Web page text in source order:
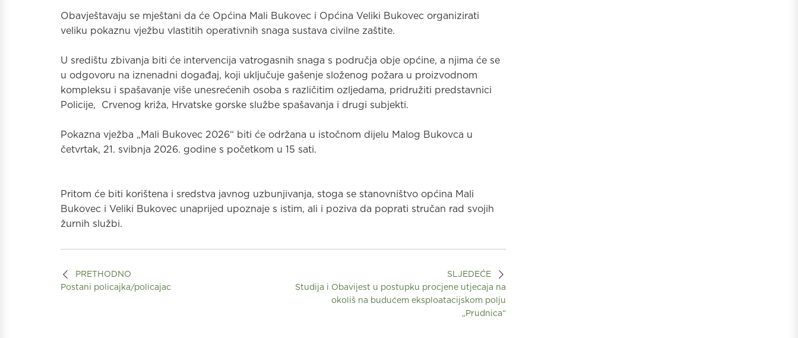
Obavještavaju se mještani da će Općina Mali Bukovec i Općina Veliki Bukovec organizirati
veliku pokaznu vježbu vlastitih operativnih snaga sustava civilne zaštite.
U središtu zbivanja biti će intervencija vatrogasnih snaga s područja obje općine, a njima će se
u odgovoru na iznenadni događaj, koji uključuje gašenje složenog požara u proizvodnom
kompleksu i spašavanje više unesrećenih osoba s različitim ozljedama, pridružiti predstavnici
Policije, Crvenog križa, Hrvatske gorske službe spašavanja i drugi subjekti.
Pokazna vježba „Mali Bukovec 2026“ biti će održana u istočnom dijelu Malog Bukovca u
četvrtak, 21. svibnja 2026. godine s početkom u 15 sati.
Pritom će biti korištena i sredstva javnog uzbunjivanja, stoga se stanovništvo općina Mali
Bukovec i Veliki Bukovec unaprijed upoznaje s istim, ali i poziva da poprati stručan rad svojih
žurnih službi.
PRETHODNO
Postani policajka/policajac
SLJEDEĆE
Studija i Obavijest u postupku procjene utjecaja na
okoliš na budućem eksploatacijskom polju
„Prudnica“